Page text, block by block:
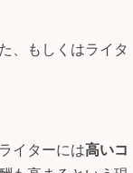
、もしくはライタ
ライターには高いコ